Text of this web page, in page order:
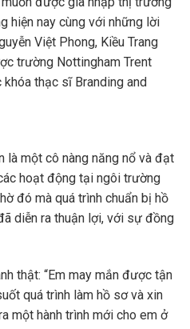
hiện nay cùng với những lời
Việt Phong, Kiều Trang
trường Nottingham Trent
thạc sĩ Branding and
là một cô nàng năng nổ và đạt
hoạt động tại ngôi trường
đó mà quá trình chuẩn bị hồ
diễn ra thuận lợi, với sự đồng
thật: “Em may mắn được tận
quá trình làm hồ sơ và xin
một hành trình mới cho em ở